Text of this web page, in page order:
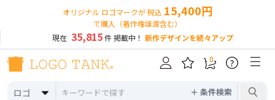
オリジナル ロゴマークが 税込 15,400円
で購入（著作権譲渡含む）
現在 35,815件 掲載中！ 新作デザインを続々アップ
ロゴ ＋ 条件検索
0 ?